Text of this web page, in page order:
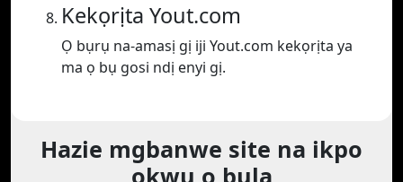
Kekọrịta Yout.com
Ọ bụrụ na-amasị gị iji Yout.com kekọrịta ya
ma ọ bụ gosi ndị enyi gị.
Hazie mgbanwe site na ikpo